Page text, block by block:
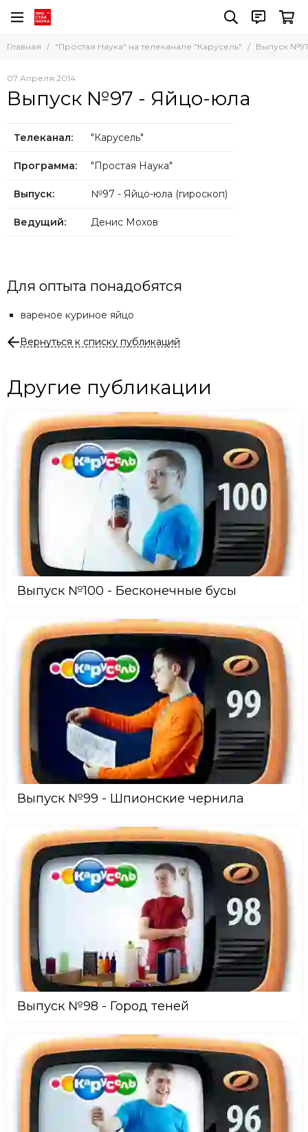
Главная "Простая Наука" на телеканале "Карусель" Выпуск
07 Апреля 2014
Выпуск №97 - Яйцо-юла
Телеканал: "Карусель"
Программа: "Простая Наука"
Выпуск: №97 - Яйцо-юла (гироскоп)
Ведущий: Денис Мохов
Для оптыта понадобятся
вареное куриное яйцо
Вернуться к списку публикаций
Другие публикации
Выпуск №100 - Бесконечные бусы
Выпуск №99 - Шпионские чернила
Выпуск №98 - Город теней